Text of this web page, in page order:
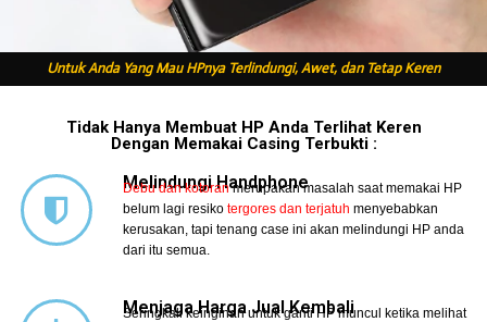
Untuk Anda Yang Mau HPnya Terlindungi, Awet, dan Tetap Keren
Tidak Hanya Membuat HP Anda Terlihat Keren
Dengan Memakai Casing Terbukti :
Melindungi Handphone
Debu dan kotoran merupakan masalah saat memakai HP
belum lagi resiko tergores dan terjatuh menyebabkan
kerusakan, tapi tenang case ini akan melindungi HP anda
dari itu semua.
Menjaga Harga Jual Kembali
Seringkali keinginan untuk ganti HP muncul ketika melihat